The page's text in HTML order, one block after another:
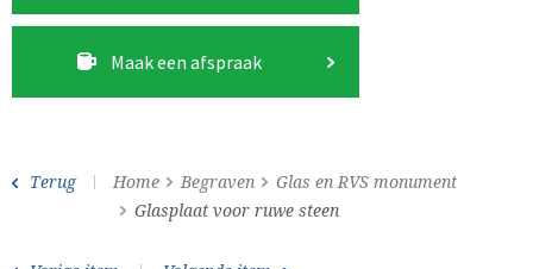
Maak een afspraak
Terug Home Begraven
Glas en RVS monument
Glasplaat voor ruwe steen